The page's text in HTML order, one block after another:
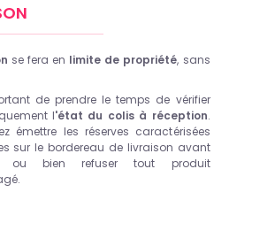
se fera en limite de propriété, sans
de prendre le temps de vérifier
l'état du colis à réception.
émettre les réserves caractérisées
sur le bordereau de livraison avant
ou bien refuser tout produit